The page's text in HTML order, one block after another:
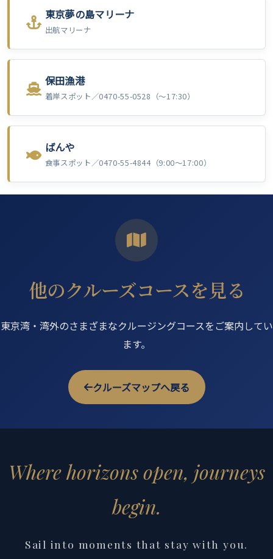
東京夢の島マリーナ
出航マリーナ
保田漁港
着岸スポット／0470-55-0528（～17:30）
ばんや
食事スポット／0470-55-4844（9:00～17:00）
他のクルーズコースを見る
東京湾・湾外のさまざまなクルージングコースをご案内してい
ます。
クルーズマップへ戻る
Where horizons open, journeys
begin.
Sail into moments that stay with you.